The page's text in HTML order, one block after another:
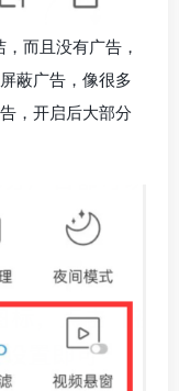
而且没有广告，
蔽广告，像很多
，开启后大部分